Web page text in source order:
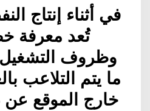
في أثناء إنتاج
تُعد معرفة
وظروف التشغيل
ما يتم التلاعب
خارج الموقع